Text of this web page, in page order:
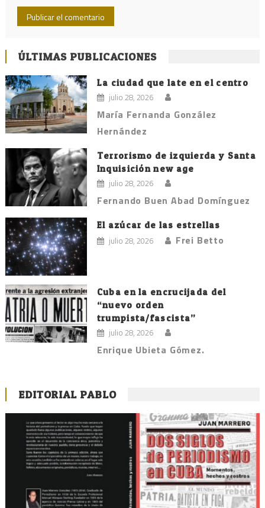
ÚLTIMAS PUBLICACIONES
La ciudad que late en el centro
julio 28, 2026
María Fernanda González
Hernández
Terrorismo de izquierda y Santa
Inquisición new age
julio 28, 2026
Fernando Buen Abad Domínguez
El azúcar de las estrellas
julio 28, 2026 Frei Betto
Cuba en la encrucijada del
“nuevo orden
trumpista/fascista”
julio 28, 2026
Enrique Ubieta Gómez.
EDITORIAL PABLO